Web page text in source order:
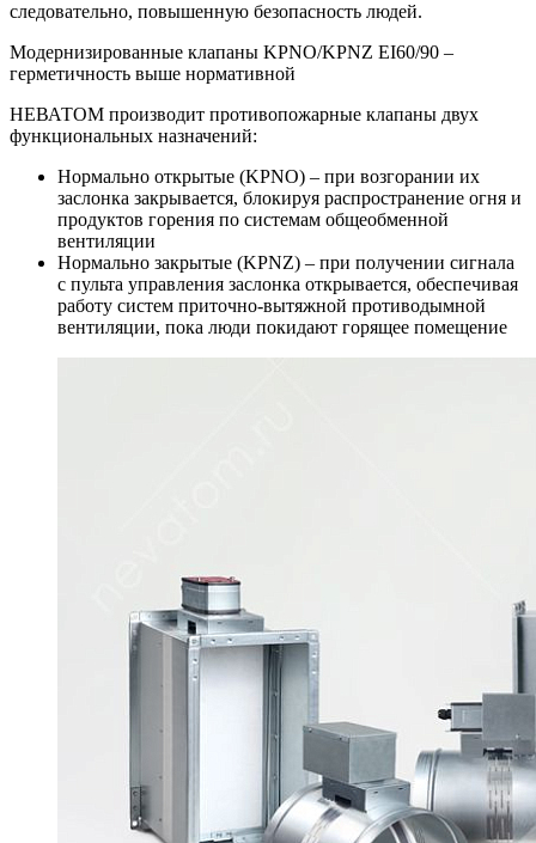
следовательно, повышенную безопасность людей.
Модернизированные клапаны KPNO/KPNZ EI60/90 –
герметичность выше нормативной
НЕВАТОМ производит противопожарные клапаны двух
функциональных назначений:
Нормально открытые (KPNO) – при возгорании их
заслонка закрывается, блокируя распространение огня и
продуктов горения по системам общеобменной
вентиляции
Нормально закрытые (KPNZ) – при получении сигнала
с пульта управления заслонка открывается, обеспечивая
работу систем приточно-вытяжной противодымной
вентиляции, пока люди покидают горящее помещение